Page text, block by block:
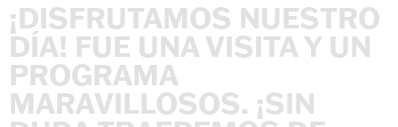
¡DISFRUTAMOS NUESTRO
DÍA! FUE UNAVISITAY UN
PROGRAMA
MARAVILLOSOS. ¡SIN